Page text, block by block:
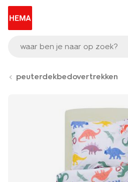
waar ben je naar op zoek?
peuterdekbedovertrekken